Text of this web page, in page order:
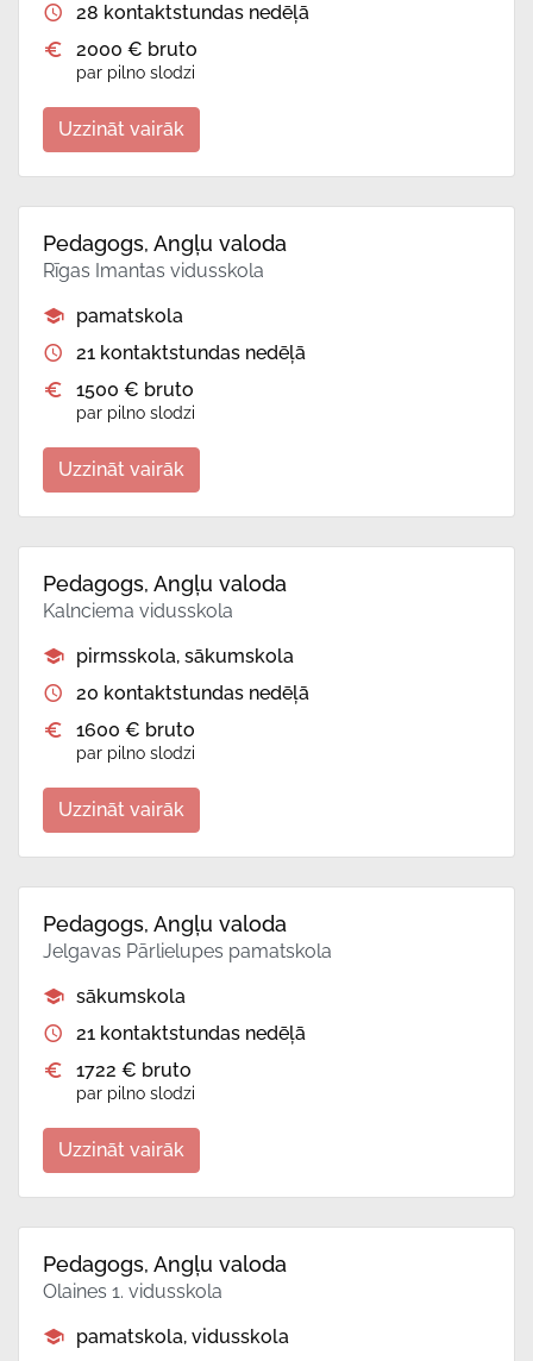
28 kontaktstundas nedēļā
2000 € bruto
par pilno slodzi
Uzzināt vairāk
Pedagogs, Angļu valoda
Rīgas Imantas vidusskola
pamatskola
21 kontaktstundas nedēļā
1500 € bruto
par pilno slodzi
Uzzināt vairāk
Pedagogs, Angļu valoda
Kalnciema vidusskola
pirmsskola, sākumskola
20 kontaktstundas nedēļā
1600 € bruto
par pilno slodzi
Uzzināt vairāk
Pedagogs, Angļu valoda
Jelgavas Pārlielupes pamatskola
sākumskola
21 kontaktstundas nedēļā
1722 € bruto
par pilno slodzi
Uzzināt vairāk
Pedagogs, Angļu valoda
Olaines 1. vidusskola
pamatskola, vidusskola